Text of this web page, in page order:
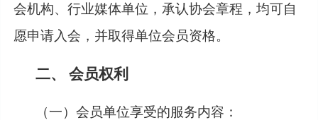
会机构、行业媒体单位，承认协会章程，均可自
愿申请入会，并取得单位会员资格。
二、 会员权利
（一）会员单位享受的服务内容：